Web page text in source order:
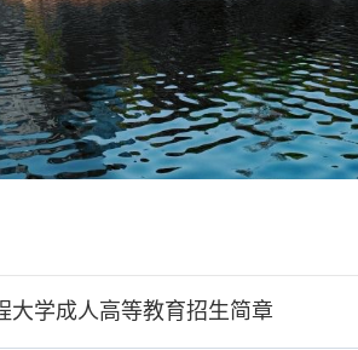
大学成人高等教育招生简章